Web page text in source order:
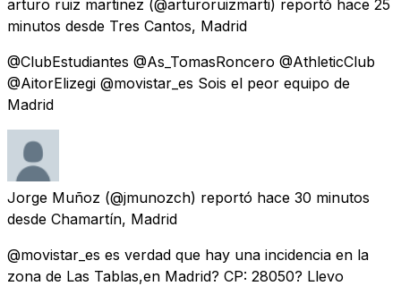
arturo ruiz martinez (@arturoruizmarti) reportó hace 25
minutos desde Tres Cantos, Madrid
@ClubEstudiantes @As_TomasRoncero @AthleticClub
@AitorElizegi @movistar_es Sois el peor equipo de
Madrid
Jorge Muñoz (@jmunozch) reportó hace 30 minutos
desde Chamartín, Madrid
@movistar_es es verdad que hay una incidencia en la
zona de Las Tablas,en Madrid? CP: 28050? Llevo